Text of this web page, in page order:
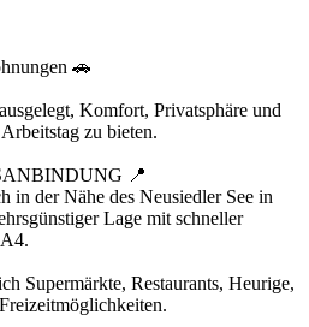
🚗
Komfort, Privatsphäre und
zu bieten.
📍
in der Nähe des Neusiedler See in
Lage mit schneller
Supermärkte, Restaurants, Heurige,